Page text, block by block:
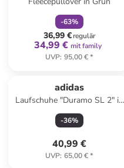
-63%
36,99 €regulär
34,99 € mit family
UVP: 95,00 €*
adidas
Laufschuhe "Duramo SL 2" in
Lila
-36%
40,99 €
UVP: 65,00 €*